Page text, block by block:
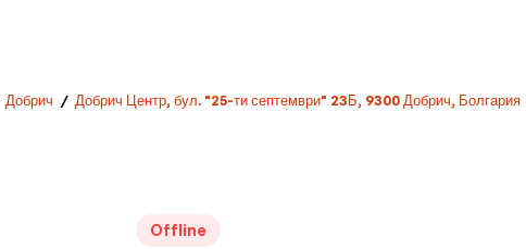
Добрич / Добрич Центр, бул. "25-ти септември" 23Б, 9300 Добрич, Болгария
Offline